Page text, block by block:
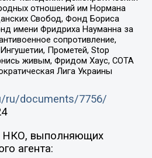
отношений им Нормана
Свобод, Фонд Бориса
имени Фридриха Науманна за
сопротивление,
Прометей, Stop
живым, Фридом Хаус, СОТА
Лига Украины
ru/documents/7756/
НКО, выполняющих
агента: